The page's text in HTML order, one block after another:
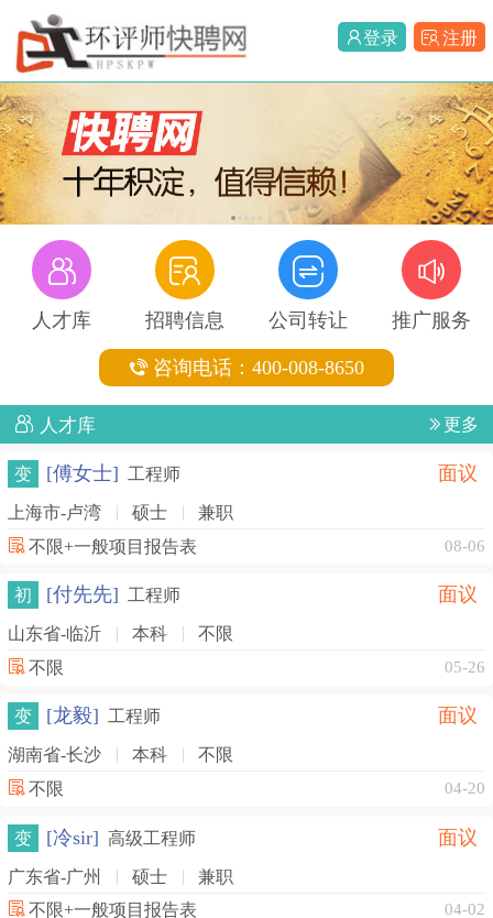
登录 注册
12345
人才库 招聘信息 公司转让 推广服务
咨询电话：400-008-8650
人才库 更多
变 [傅女士] 工程师 面议
上海市-卢湾 硕士 兼职
不限+一般项目报告表 08-06
初 [付先先] 工程师 面议
山东省-临沂 本科 不限
不限 05-26
变 [龙毅] 工程师 面议
湖南省-长沙 本科 不限
不限 04-20
变 [冷sir] 高级工程师 面议
广东省-广州 硕士 兼职
不限+一般项目报告表 04-02